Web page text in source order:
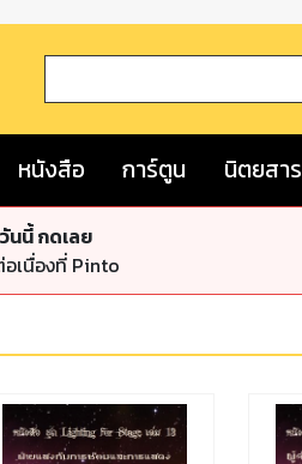
หนังสือ การ์ตูน นิตยสาร
นนี้ กดเลย
เนื่องที่ Pinto